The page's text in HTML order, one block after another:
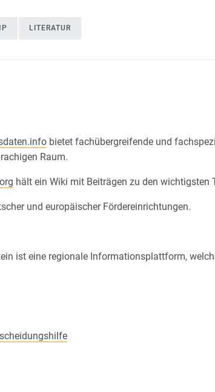
LITERATUR
bietet fachübergreifende und
Raum.
hält ein Wiki mit Beiträgen zu den wichtigsten
und europäischer Fördereinrichtungen.
ist eine regionale Informationsplattform,